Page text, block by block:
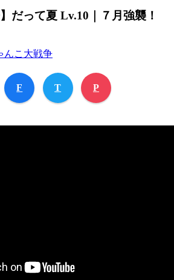
だって夏 Lv.10｜７月強襲！
んこ大戦争
F T P